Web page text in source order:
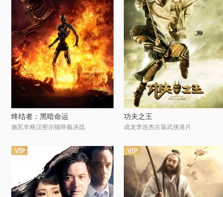
终结者：黑暗命运
施瓦辛格汉密尔顿终极决战
功夫之王
成龙李连杰古装武侠港片